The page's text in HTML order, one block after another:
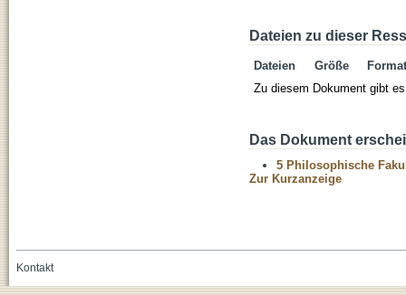
Dateien zu dieser
Dateien Größe
Format
Zu diesem Dokument gibt
Das Dokument
5 Philosophische
Zur Kurzanzeige
Kontakt